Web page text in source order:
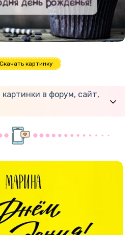
Скачать картинку
в форум, сайт,